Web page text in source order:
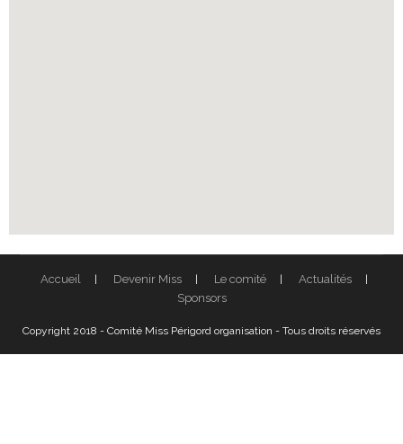
Accueil Devenir Miss Le comité
Actualités
Sponsors
Copyright 2018 - Comité Miss Périgord organisation - Tous droits réservés